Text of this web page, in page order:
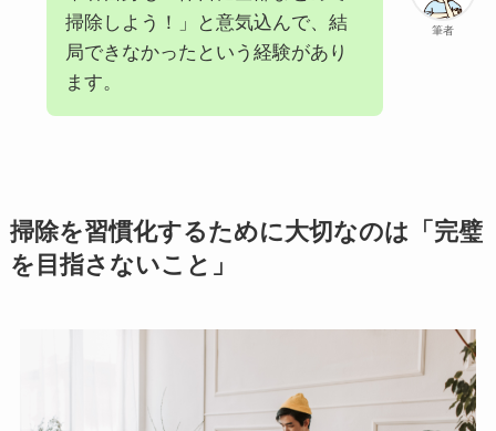
筆者
掃除しよう！」と意気込んで、結
局できなかったという経験があり
ます。
掃除を習慣化するために大切なのは「完璧
を目指さないこと」